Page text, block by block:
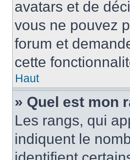
avatars et de
vous ne pouvez
forum et
cette
Haut
» Quel est mon
Les rangs, qui
indiquent le